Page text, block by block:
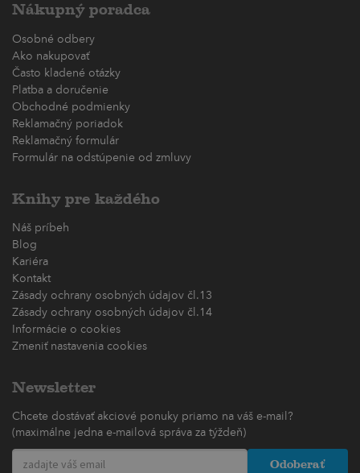
Nákupný poradca
Osobné odbery
Ako nakupovať
Často kladené otázky
Platba a doručenie
Obchodné podmienky
Reklamačný poriadok
Reklamačný formulár
Formulár na odstúpenie od zmluvy
Knihy pre každého
Náš príbeh
Blog
Kariéra
Kontakt
Zásady ochrany osobných údajov čl.13
Zásady ochrany osobných údajov čl.14
Informácie o cookies
Zmeniť nastavenia cookies
Newsletter
Chcete dostávať akciové ponuky priamo na váš e-mail?
(maximálne jedna e-mailová správa za týždeň)
Odoberať